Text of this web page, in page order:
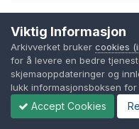
Nina Kröger
SkrevetJuli 31, 2022
Viktig Informasjon
Arkivverket bruker cookies
for å levere en bedre
skjemaoppdateringer og
lukk informasjonsboksen
Accept Cookies